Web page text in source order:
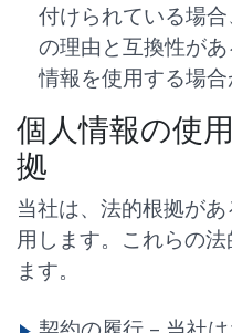
付けられている場
の理由と互換性が
情報を使用する場合
個人情報の使
拠
当社は、法的根拠が
用します。これらの
ます。